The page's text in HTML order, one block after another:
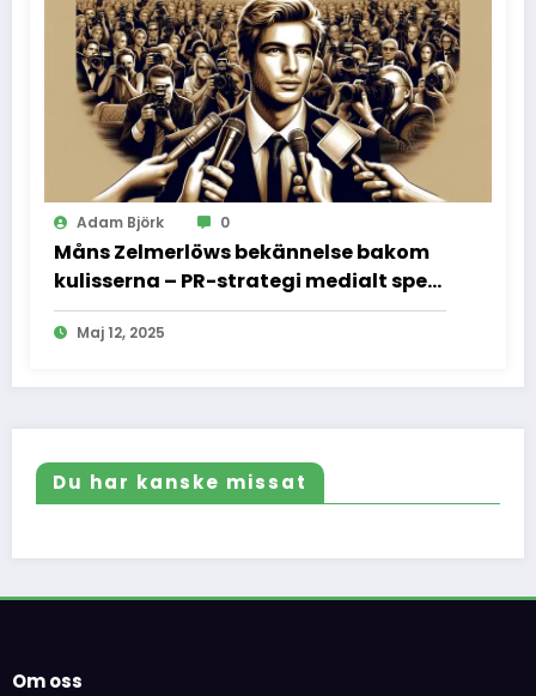
Adam Björk 0
Måns Zelmerlöws bekännelse bakom
kulisserna – PR-strategi medialt spel
och vad vi inte fick se
Maj 12, 2025
Du har kanske missat
Om oss